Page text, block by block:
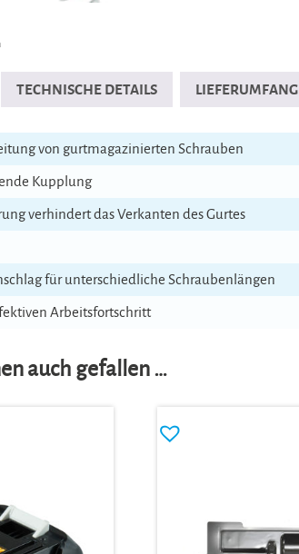
TECHNISCHE DETAILS LIEFERUMFANG
von gurtmagazinierten Schrauben
Kupplung
verhindert das Verkanten des Gurtes
für unterschiedliche Schraubenlängen
Arbeitsfortschritt
auch gefallen …